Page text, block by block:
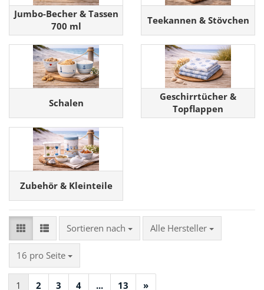
Jumbo-Becher & Tassen
700 ml
Teekannen & Stövchen
Schalen
Geschirrtücher &
Topflappen
Zubehör & Kleinteile
Sortieren nach
Sortieren nach Alle Hersteller
16 pro Seite
pro Seite
1 2 3 4 ... 13 »